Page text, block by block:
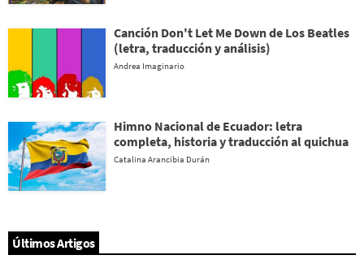
Canción Don't Let Me Down de Los Beatles
(letra, traducción y análisis)
Andrea Imaginario
Himno Nacional de Ecuador: letra
completa, historia y traducción al quichua
Catalina Arancibia Durán
Últimos Artigos